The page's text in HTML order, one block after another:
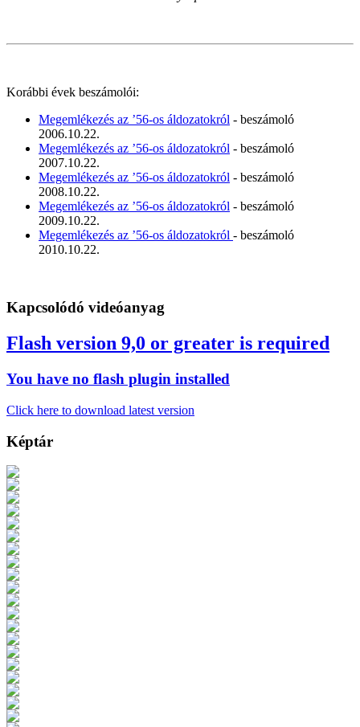
Korábbi évek beszámolói:
Megemlékezés az ’56-os áldozatokról - beszámoló
2006.10.22.
Megemlékezés az ’56-os áldozatokról - beszámoló
2007.10.22.
Megemlékezés az ’56-os áldozatokról - beszámoló
2008.10.22.
Megemlékezés az ’56-os áldozatokról - beszámoló
2009.10.22.
Megemlékezés az ’56-os áldozatokról - beszámoló
2010.10.22.
Kapcsolódó videóanyag
Flash version 9,0 or greater is required
You have no flash plugin installed
Click here to download latest version
Képtár